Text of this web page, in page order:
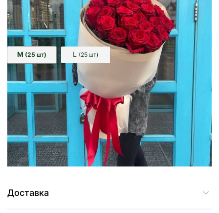
80см 40
Розмір:
M (25 ШТ) L (25 ШТ)
4 465 грн
Додати до кошика
Купити в один клік
Доставка